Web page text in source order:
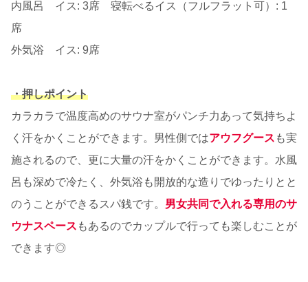
内風呂 イス: 3席 寝転べるイス（フルフラット可）: 1
席
外気浴 イス: 9席
・押しポイント
カラカラで温度高めのサウナ室がパンチ力あって気持ちよ
く汗をかくことができます。男性側ではアウフグース も実
施されるので、更に大量の汗をかくことができます。水風
呂も深めで冷たく、外気浴も開放的な造りでゆったりとと
のうことができるスパ銭です。 男女共同で入れる専用のサ
ウナスペース もあるのでカップルで行っても楽しむことが
できます◎